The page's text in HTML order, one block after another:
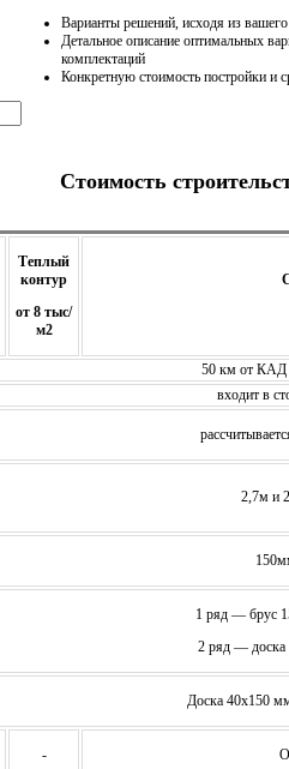
Варианты решений, исходя из
Детальное описание оптимальных
комплектаций
Конкретную стоимость постройки и
Стоимость
Теплый
контур
от 8 тыс/
м2
50 км от КАД
входит в
2,7м и
1 ряд — брус
2 ряд —
Доска 40х150
-